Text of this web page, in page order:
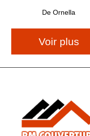
De Ornella
Voir plus